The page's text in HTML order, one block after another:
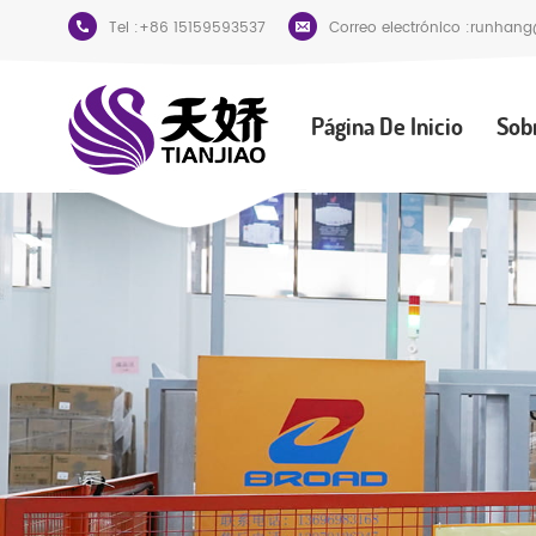
Tel :+86 15159593537 Correo electrónico :
Página De Inicio